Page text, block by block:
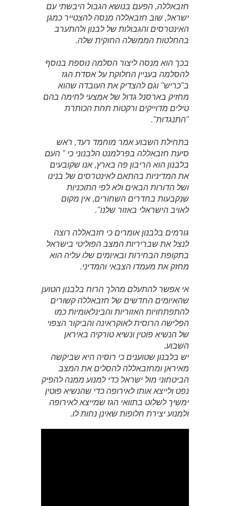
חזבאללה, הפעם בנושא הגבול היבשתי עם
ישראל, שוב חזבאללה מנסה להצטייר כמגן
האינטרסים והגבולות של לבנון ולהתערב
בהחלטות הממשלה החוקית שלה.
בכך הוא מנסה ליצור הסלמה נוספת בנוסף
להסלמה בעניין החלוקת על אסדת הגז
ב"כריש" וגם להצדיק את העובדה שהוא
מחזיק בארסנל גדול של אמצעי לחימה בהם
טילים מדוייקים ורקטות תחת הכותרת
"התנגדות".
בתחילת השבוע אמר מוחמד רעד, ראש
סיעת חזבאללה בפרלמנט הלבנוני כי " העם
בלבנון הוא הריבון פה בארץ, אנו שקובעים
את המדיניות בהתאם לאינטרסים של בנינו
ושל הדורות הבאים ולא לפי התוכניות
שנקבעות בחדרים השחורים, אין מקום
לאויב הישראלי באזור שלנו".
גורמים בלבנון אומרים כי חזבאללה רוצה
לנצל את שבריריות המצב הפוליטי בישראל
בתקופת הבחירות ובאיומים שלו עליה הוא
מחזק את מעמדו הצבאי והמדיני.
אי אפשר להתעלם מהלך הרוח בלבנון הטוען
שהאיומים החדשים של חזבאללה קשורים
להתפתחויות האזוריות והבינלאומיות כמו
הפלישה הרוסית לאוקראינה והביקור הצפוי
של הנשיא פוטין ונשיא טורקיה באיראן
השבוע.
יש בלבנון שטוענים כי רוסיה היא שביקשה
מאיראן ומחזבאללה להסלים את המצב
הביטחוני מול ישראל כדי למנוע ממנה להפיק
נפט ולייצא אותו לאירופה כדי שהנשיא פוטין
ימשיך לשלוט בתוואי הגז שמייצא לאירופה
ולמנוע יצירת חלופות שאינן נחות לו.